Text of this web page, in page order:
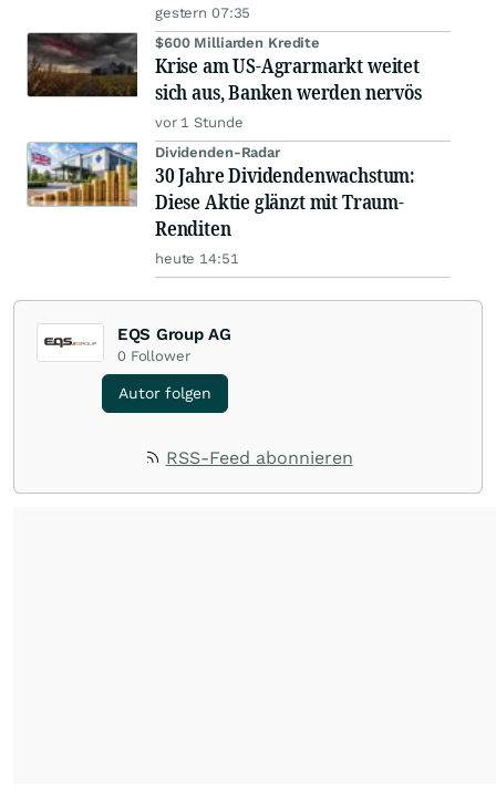
gestern 07:35
$600 Milliarden Kredite
Krise am US-Agrarmarkt weitet
sich aus, Banken werden nervös
vor 1 Stunde
Dividenden-Radar
30 Jahre Dividendenwachstum:
Diese Aktie glänzt mit Traum-
Renditen
heute 14:51
EQS Group AG
0 Follower
Autor folgen
RSS-Feed abonnieren